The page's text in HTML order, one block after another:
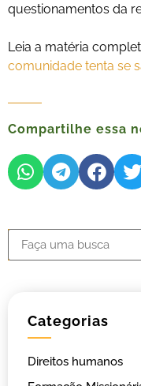
questionamentos da
Leia a matéria
comunidade tenta se
Compartilhe essa
Categorias
Direitos humanos